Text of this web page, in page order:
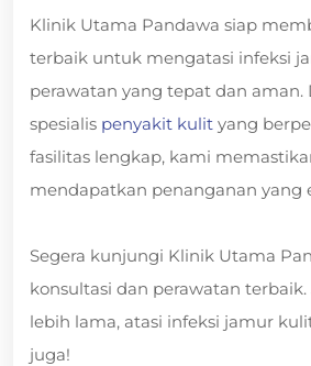
Klinik Utama Pandawa siap
terbaik untuk mengatasi infeksi
perawatan yang tepat dan aman.
spesialis penyakit kulit yang
fasilitas lengkap, kami
mendapatkan penanganan yang
Segera kunjungi Klinik Utama
konsultasi dan perawatan
lebih lama, atasi infeksi jamur
juga!